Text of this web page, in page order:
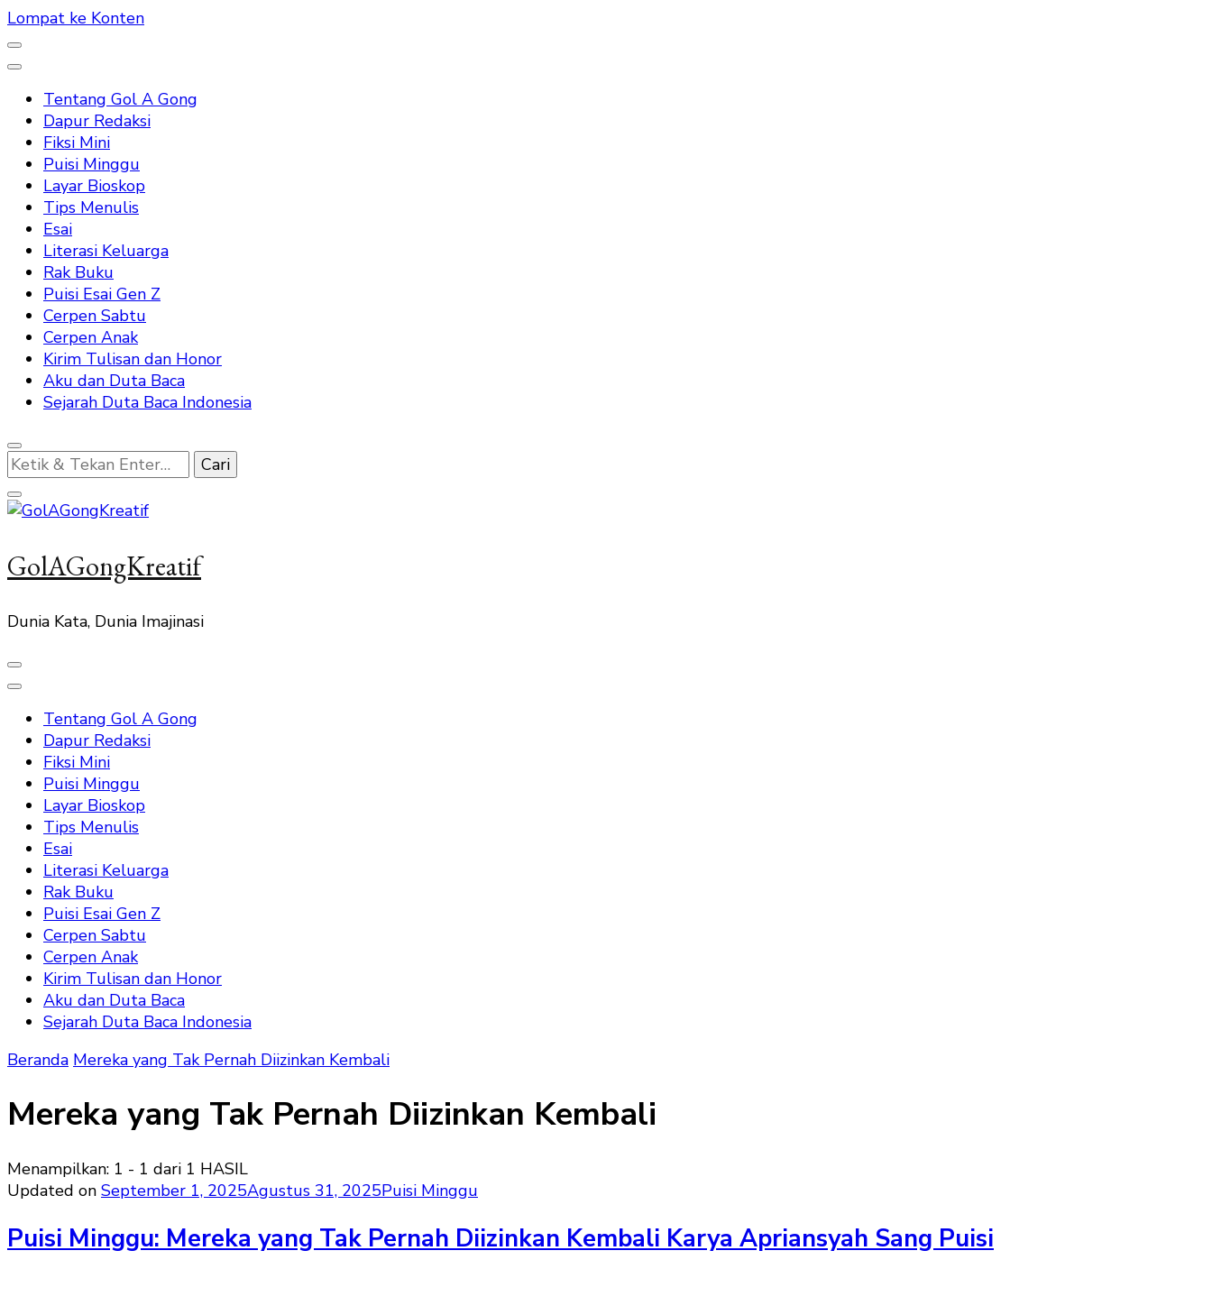
Lompat ke Konten
Tentang Gol A Gong
Dapur Redaksi
Fiksi Mini
Puisi Minggu
Layar Bioskop
Tips Menulis
Esai
Literasi Keluarga
Rak Buku
Puisi Esai Gen Z
Cerpen Sabtu
Cerpen Anak
Kirim Tulisan dan Honor
Aku dan Duta Baca
Sejarah Duta Baca Indonesia
Mencari
Sesuatu?
GolAGongKreatif
Dunia Kata, Dunia Imajinasi
Tentang Gol A Gong
Dapur Redaksi
Fiksi Mini
Puisi Minggu
Layar Bioskop
Tips Menulis
Esai
Literasi Keluarga
Rak Buku
Puisi Esai Gen Z
Cerpen Sabtu
Cerpen Anak
Kirim Tulisan dan Honor
Aku dan Duta Baca
Sejarah Duta Baca Indonesia
Beranda Mereka yang Tak Pernah Diizinkan Kembali
Mereka yang Tak Pernah Diizinkan Kembali
Menampilkan: 1 - 1 dari 1 HASIL
Updated on September 1, 2025Agustus 31, 2025Puisi Minggu
Puisi Minggu: Mereka yang Tak Pernah Diizinkan Kembali Karya Apriansyah Sang Puisi